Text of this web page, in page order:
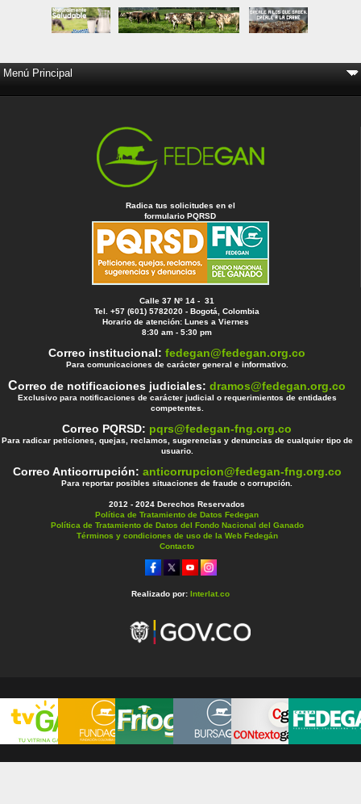
Radica tus solicitudes en el
formulario PQRSD
Calle 37 Nº 14 - 31
Tel. +57 (601) 5782020 - Bogotá, Colombia
Horario de atención: Lunes a Viernes
8:30 am - 5:30 pm
Correo institucional:fedegan@fedegan.org.co
Para comunicaciones de carácter general e informativo.
Correo de notificaciones judiciales:dramos@fedegan.org.co
Exclusivo para notificaciones de carácter judicial o requerimientos de entidades
competentes.
Correo PQRSD: pqrs@fedegan-fng.org.co
Para radicar peticiones, quejas, reclamos, sugerencias y denuncias de cualquier tipo de
usuario.
Correo Anticorrupción: anticorrupcion@fedegan-fng.org.co
Para reportar posibles situaciones de fraude o corrupción.
2012 - 2024 Derechos Reservados
Política de Tratamiento de Datos Fedegan
Política de Tratamiento de Datos del Fondo Nacional del Ganado
Términos y condiciones de uso de la Web Fedegán
Contacto
Realizado por: Interlat.co